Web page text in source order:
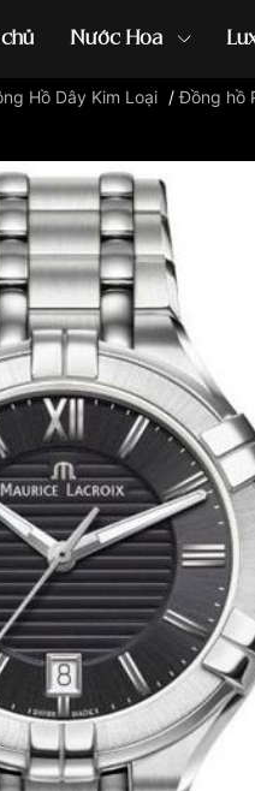
Nước Hoa
Đồng hồ casio đồng hồ G-
Hồ Dây Kim Loại /Đồng hồ